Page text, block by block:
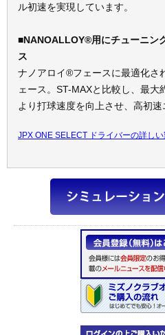
ル初速を実現しています。
■NANOALLOY®用にチューニン
ス
ナノアロイ®フェースに最適化さ
ェース。ST-MAXと比較し、最大
より打球速度を向上させ、高初速
JPX ONE SELECT ドライバーの詳し